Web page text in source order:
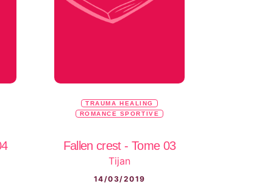
TRAUMA HEALING
ROMANCE SPORTIVE
Fallen crest - Tome 03
Tijan
14/03/2019